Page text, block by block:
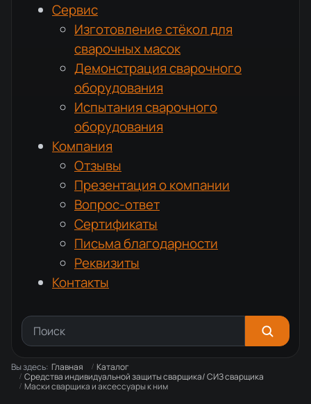
Сервис
Изготовление стёкол для
сварочных масок
Демонстрация сварочного
оборудования
Испытания сварочного
оборудования
Компания
Отзывы
Презентация о компании
Вопрос-ответ
Сертификаты
Письма благодарности
Реквизиты
Контакты
Вы здесь: Главная
Каталог
Средства индивидуальной защиты сварщика/ СИЗ сварщика
Маски сварщика и аксессуары к ним